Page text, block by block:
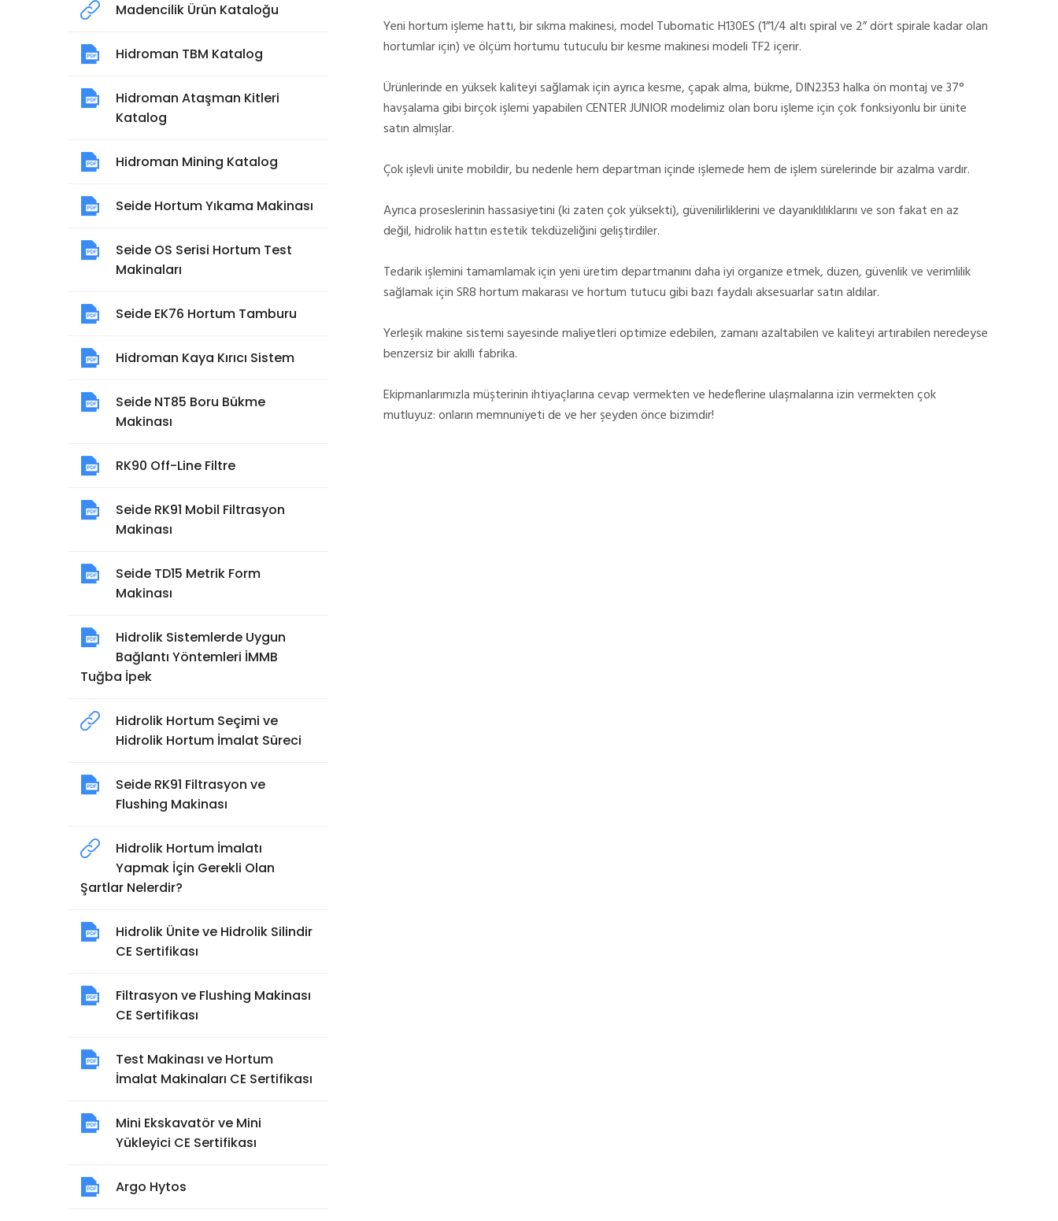
Yeni hortum işleme hattı, bir sıkma makinesi, model Tubomatic H130ES (1”1/4 altı spiral ve 2” dört spirale kadar olan
hortumlar için) ve ölçüm hortumu tutuculu bir kesme makinesi modeli TF2 içerir.
Ürünlerinde en yüksek kaliteyi sağlamak için ayrıca kesme, çapak alma, bükme, DIN2353 halka ön montaj ve 37°
havşalama gibi birçok işlemi yapabilen CENTER JUNIOR modelimiz olan boru işleme için çok fonksiyonlu bir ünite
satın almışlar.
Çok işlevli ünite mobildir, bu nedenle hem departman içinde işlemede hem de işlem sürelerinde bir azalma vardır.
Ayrıca proseslerinin hassasiyetini (ki zaten çok yüksekti), güvenilirliklerini ve dayanıklılıklarını ve son fakat en az
değil, hidrolik hattın estetik tekdüzeliğini geliştirdiler.
Tedarik işlemini tamamlamak için yeni üretim departmanını daha iyi organize etmek, düzen, güvenlik ve verimlilik
sağlamak için SR8 hortum makarası ve hortum tutucu gibi bazı faydalı aksesuarlar satın aldılar.
Yerleşik makine sistemi sayesinde maliyetleri optimize edebilen, zamanı azaltabilen ve kaliteyi artırabilen neredeyse
benzersiz bir akıllı fabrika.
Ekipmanlarımızla müşterinin ihtiyaçlarına cevap vermekten ve hedeflerine ulaşmalarına izin vermekten çok
mutluyuz: onların memnuniyeti de ve her şeyden önce bizimdir!
Madencilik Ürün Kataloğu
Hidroman TBM Katalog
Hidroman Ataşman Kitleri
Katalog
Hidroman Mining Katalog
Seide Hortum Yıkama Makinası
Seide OS Serisi Hortum Test
Makinaları
Seide EK76 Hortum Tamburu
Hidroman Kaya Kırıcı Sistem
Seide NT85 Boru Bükme
Makinası
RK90 Off-Line Filtre
Seide RK91 Mobil Filtrasyon
Makinası
Seide TD15 Metrik Form
Makinası
Hidrolik Sistemlerde Uygun
Bağlantı Yöntemleri İMMB
Tuğba İpek
Hidrolik Hortum Seçimi ve
Hidrolik Hortum İmalat Süreci
Seide RK91 Filtrasyon ve
Flushing Makinası
Hidrolik Hortum İmalatı
Yapmak İçin Gerekli Olan
Şartlar Nelerdir?
Hidrolik Ünite ve Hidrolik Silindir
CE Sertifikası
Filtrasyon ve Flushing Makinası
CE Sertifikası
Test Makinası ve Hortum
İmalat Makinaları CE Sertifikası
Mini Ekskavatör ve Mini
Yükleyici CE Sertifikası
Argo Hytos